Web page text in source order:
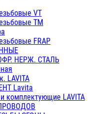
VT
ТМ
FRAP
НЕРЖ. СТАЛЬ
LAVITA
Lavita
комплектующие LAVITA